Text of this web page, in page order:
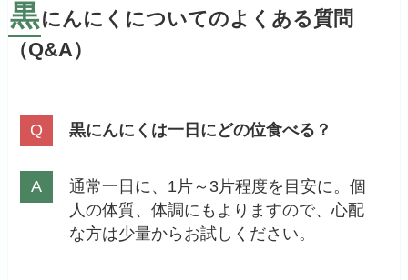
黒にんにくについてのよくある質問
（Q&A）
黒にんにくは一日にどの位食べる？
通常一日に、1片～3片程度を目安に。個
人の体質、体調にもよりますので、心配
な方は少量からお試しください。